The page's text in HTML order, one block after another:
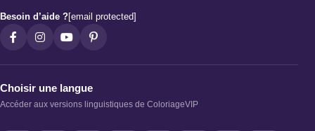
Besoin d’aide ?[email protected]
Choisir une langue
Accéder aux versions linguistiques de ColoriageVIP